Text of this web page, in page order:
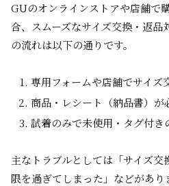
GUのオンラインストアや店舗で
合、スムーズなサイズ交換・返品
の流れは以下の通りです。
専用フォームや店舗でサイズ
商品・レシート（納品書）が
試着のみで未使用・タグ付き
主なトラブルとしては「サイズ
限を過ぎてしまった」などがあり